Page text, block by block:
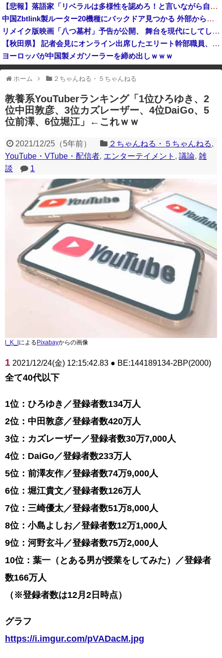
【悲報】落語家「リベラルは多様性を認めろ！と言いながら自分達と違う意見には執拗に攻撃してくる！」ｗｗｗｗｗｗｗｗｗｗｗｗｗｗ
中国Zbtlink製ルーター20機種にバックドア見つかる 外部から完全制御のおそれ
リメイク版映画「八つ墓村」予告が公開、 舞台を現代にしてしまってかなりダメダ 監督は清水崇
【秋田県】 記者会見にオンライン出席したエリート幹部職員、バスローブ姿でタバコを吸いながら説明 県が聞き取りへ
ヨーロッパが中国製メガソーラーを締め出しｗｗｗ
韓国サッカーのイメージが墜落
一部のコンテンツが表示されなくなったり、サイト全体のレイアウトが崩れ
たりする場合があります。
ホーム ２ちゃんねる・５ちゃんねる
教養系YouTuberランキング「1位ひろゆき、2
位中田敦彦、3位カズレーザー、4位DaiGo、5
位前澤、6位堀江」←これｗｗ
2021/12/25（5年前） ２ちゃんねる・５ちゃんねる,
YouTube・VTube・配信者, エンターテイメント , 議論, 雑
談
1
l_K_lによるPixabayからの画像
1 2021/12/24(金) 12:15:42.83 ● BE:144189134-2BP(2000)
全て40代以下
1位：ひろゆき／登録者数134万人
2位：中田敦彦／登録者数420万人
3位：カズレーザー／登録者数30万7,000人
4位：DaiGo／登録者数233万人
5位：前澤友作／登録者数74万9,000人
6位：堀江貴文／登録者数126万人
7位：三崎優太／登録者数51万8,000人
8位：小島よしお／登録者数12万1,000人
9位：河野玄斗／登録者数75万2,000人
10位：葉一（とある男が授業をしてみた）／登録者
数166万人
（※登録者数は12月2日時点）
グラフ
https://i.imgur.com/pVADacM.jpg